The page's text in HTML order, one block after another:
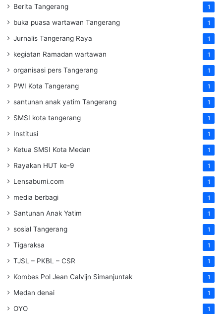
Berita Tangerang 1
buka puasa wartawan Tangerang 1
Jurnalis Tangerang Raya 1
kegiatan Ramadan wartawan 1
organisasi pers Tangerang 1
PWI Kota Tangerang 1
santunan anak yatim Tangerang 1
SMSI kota tangerang 1
Institusi 1
Ketua SMSI Kota Medan 1
Rayakan HUT ke-9 1
Lensabumi.com 1
media berbagi 1
Santunan Anak Yatim 1
sosial Tangerang 1
Tigaraksa 1
TJSL – PKBL – CSR 1
Kombes Pol Jean Calvijn Simanjuntak 1
Medan denai 1
OYO 1